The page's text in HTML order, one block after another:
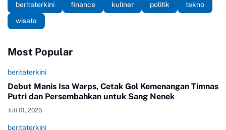
beritaterkini finance kuliner politik
tekno
wisata
Most Popular
beritaterkini
Debut Manis Isa Warps, Cetak Gol Kemenangan Timnas
Putri dan Persembahkan untuk Sang Nenek
Juli 01, 2025
beritaterkini